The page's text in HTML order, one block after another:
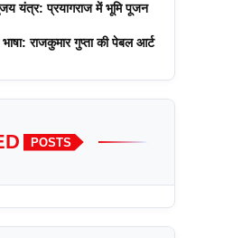
यंत्र: प्रयागराज में भूमि पूजन
राजकुमार गुप्ता की पेबल आर्ट
POSTS